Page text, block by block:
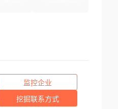
监控企业
挖掘联系方式